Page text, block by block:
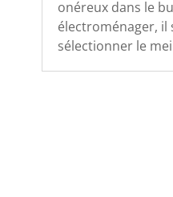
onéreux dans le
électroménager, il
sélectionner le